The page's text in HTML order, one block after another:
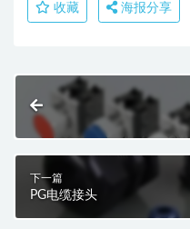
收藏 海报分享
下一篇
PG电缆接头